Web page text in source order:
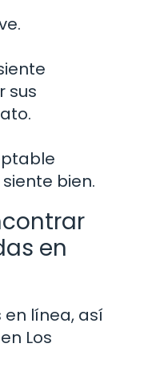
sus
bien.
en
línea, así
Los